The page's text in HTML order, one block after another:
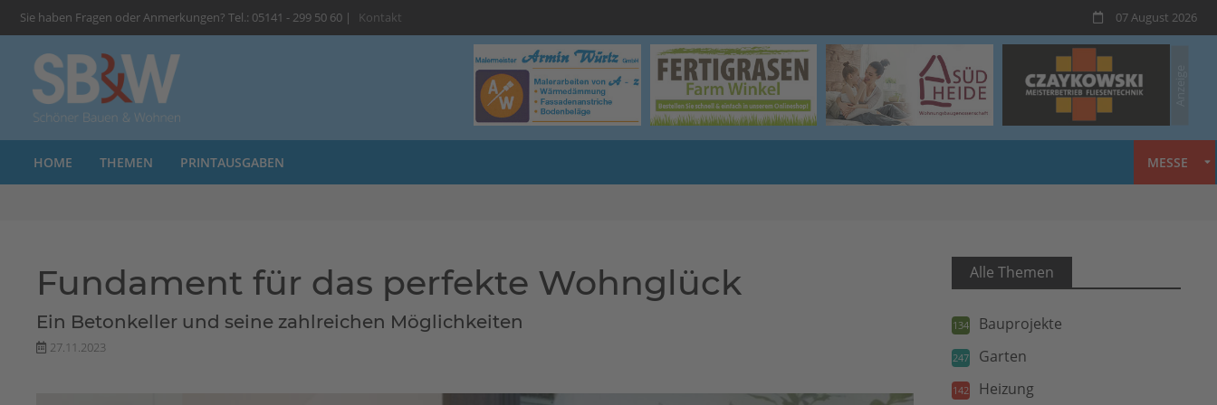
Sie haben Fragen oder Anmerkungen? Tel.: 05141 - 299 50 60 | Kontakt 07 August 2026
HOME THEMEN PRINTAUSGABEN MESSE
Fundament für das perfekte Wohnglück
Ein Betonkeller und seine zahlreichen Möglichkeiten
27.11.2023
Alle Themen
134 Bauprojekte
247 Garten
142 Heizung